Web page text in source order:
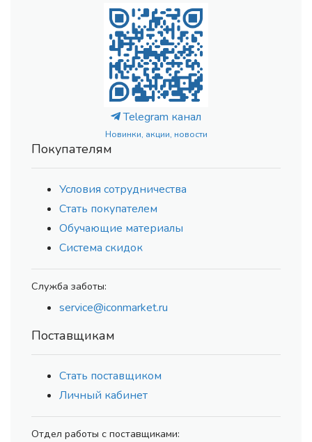
Telegram канал
Новинки, акции, новости
Покупателям
Условия сотрудничества
Стать покупателем
Обучающие материалы
Система скидок
Служба заботы:
service@iconmarket.ru
Поставщикам
Стать поставщиком
Личный кабинет
Отдел работы с поставщиками: